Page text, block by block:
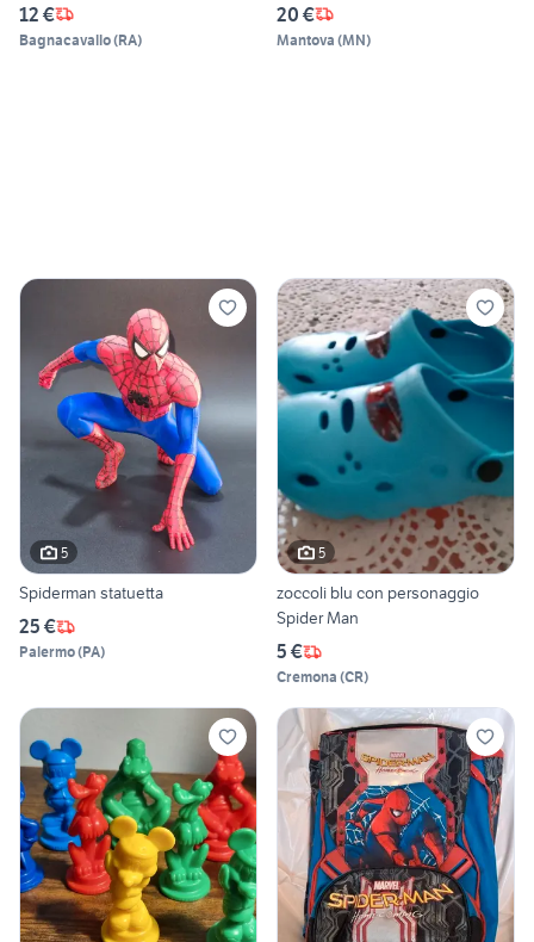
12 €
Bagnacavallo(RA)
20 €
Mantova (MN)
5
Spiderman statuetta
25 €
Palermo(PA)
5
zoccoli blu con personaggio
Spider Man
5 €
Cremona (CR)